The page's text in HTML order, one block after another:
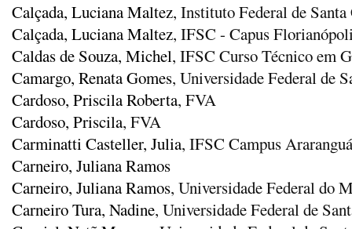
Calçada, Luciana Maltez, Instituto Federal de Santa
Calçada, Luciana Maltez, IFSC - Capus
Caldas de Souza, Michel, IFSC Curso Técnico em
Camargo, Renata Gomes, Universidade Federal de
Cardoso, Priscila Roberta, FVA
Cardoso, Priscila, FVA
Carminatti Casteller, Julia, IFSC Campus Araranguá
Carneiro, Juliana Ramos
Carneiro, Juliana Ramos, Universidade Federal do
Carneiro Tura, Nadine, Universidade Federal de